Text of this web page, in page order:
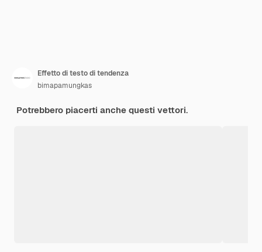
Effetto di testo di tendenza
bimapamungkas
Potrebbero piacerti anche questi vettori.